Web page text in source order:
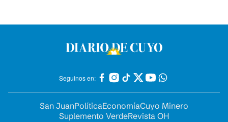
Seguinos en:
San JuanPolíticaEconomíaCuyo Minero
Suplemento VerdeRevista OH